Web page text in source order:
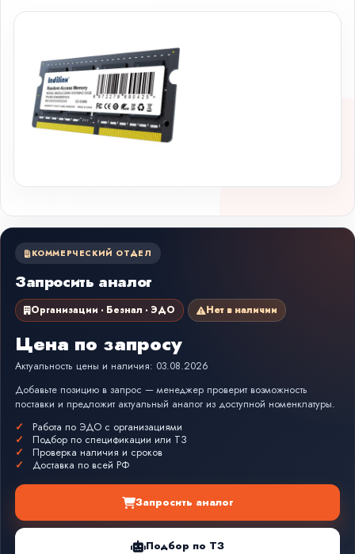
КОММЕРЧЕСКИЙ ОТДЕЛ
Запросить аналог
Организации · Безнал · ЭДО Нет в наличии
Цена по запросу
Актуальность цены и наличия: 03.08.2026
Добавьте позицию в запрос — менеджер проверит возможность
поставки и предложит актуальный аналог из доступной номенклатуры.
Работа по ЭДО с организациями
Подбор по спецификации или ТЗ
Проверка наличия и сроков
Доставка по всей РФ
Запросить аналог
Подбор по ТЗ